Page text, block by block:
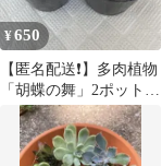
¥650
【匿名配送❗️】多肉植物
「胡蝶の舞」2ポットセ
ット （抜き苗で発
送） 錦